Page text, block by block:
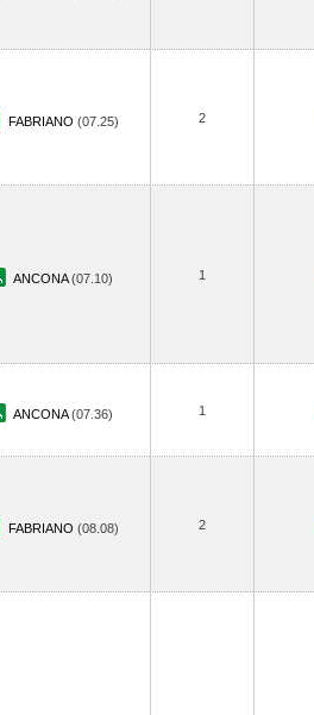
FABRIANO (07.25) 2
ANCONA(07.10) 1
ANCONA(07.36) 1
FABRIANO (08.08) 2